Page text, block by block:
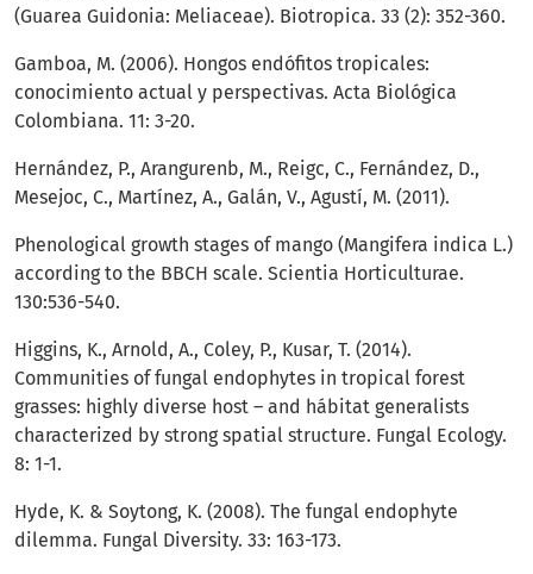
(Guarea Guidonia: Meliaceae). Biotropica. 33 (2): 352-360.
Gamboa, M. (2006). Hongos endófitos tropicales:
conocimiento actual y perspectivas. Acta Biológica
Colombiana. 11: 3-20.
Hernández, P., Arangurenb, M., Reigc, C., Fernández, D.,
Mesejoc, C., Martínez, A., Galán, V., Agustí, M. (2011).
Phenological growth stages of mango (Mangifera indica L.)
according to the BBCH scale. Scientia Horticulturae.
130:536-540.
Higgins, K., Arnold, A., Coley, P., Kusar, T. (2014).
Communities of fungal endophytes in tropical forest
grasses: highly diverse host – and hábitat generalists
characterized by strong spatial structure. Fungal Ecology.
8: 1-1.
Hyde, K. & Soytong, K. (2008). The fungal endophyte
dilemma. Fungal Diversity. 33: 163-173.